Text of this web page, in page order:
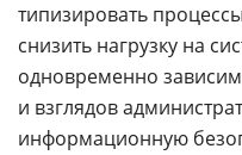
типизировать
снизить нагрузку на
одновременно
и взглядов
информационную